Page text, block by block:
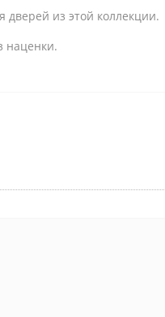
из этой коллекции.
наценки.